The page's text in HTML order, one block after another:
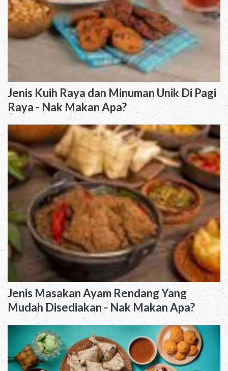
Jenis Kuih Raya dan Minuman Unik Di Pagi
Raya - Nak Makan Apa?
Jenis Masakan Ayam Rendang Yang
Mudah Disediakan - Nak Makan Apa?